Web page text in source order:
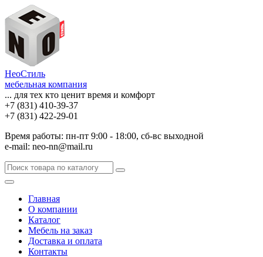
НеоСтиль
мебельная компания
... для тех кто ценит время и комфорт
+7 (831) 410-39-37
+7 (831) 422-29-01
Время работы: пн-пт 9:00 - 18:00, сб-вс выходной
e-mail: neo-nn@mail.ru
Главная
О компании
Каталог
Мебель на заказ
Доставка и оплата
Контакты